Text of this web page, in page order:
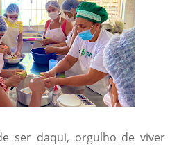
ser daqui, orgulho de viver